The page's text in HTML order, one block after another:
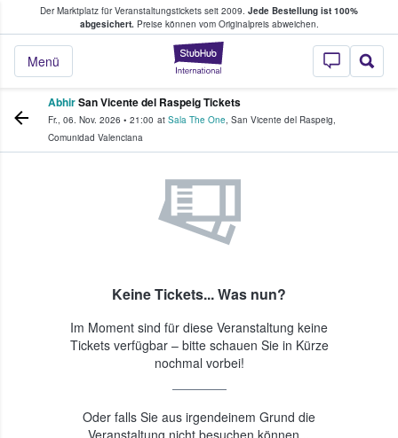
Der Marktplatz für Veranstaltungstickets seit 2009. Jede Bestellung ist 100%
abgesichert.Preise können vom Originalpreis abweichen.
StubHub - Wo
Menü
Tickets kaufen & verkaufen
AbhirSan Vicente del Raspeig Tickets
Fr., 06. Nov. 2026 • 21:00 at Sala The One, San Vicente del Raspeig,
Comunidad Valenciana
Keine Tickets... Was nun?
Im Moment sind für diese Veranstaltung keine
Tickets verfügbar – bitte schauen Sie in Kürze
nochmal vorbei!
Oder falls Sie aus irgendeinem Grund die
Veranstaltung nicht besuchen können...